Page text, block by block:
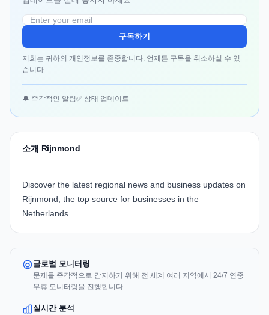
구독하기
저희는 귀하의 개인정보를 존중합니다. 언제든 구독을 취소하실 수 있
습니다.
🔔 즉각적인 알림✅ 상태 업데이트
소개 Rijnmond
Discover the latest regional news and business updates on
Rijnmond, the top source for businesses in the
Netherlands.
글로벌 모니터링
문제를 즉각적으로 감지하기 위해 전 세계 여러 지역에서 24/7 연중
무휴 모니터링을 진행합니다.
실시간 분석